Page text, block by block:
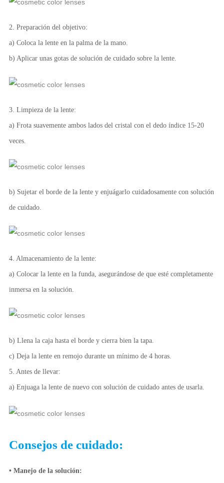
2. Preparación del objetivo:
a) Coloca la lente en la palma de la mano.
b) Aplicar unas gotas de solución de cuidado sobre la lente.
3. Limpieza de la lente:
a) Frota suavemente ambos lados del cristal con el dedo índice 15-20
veces.
b) Sujetar el borde de la lente y enjuágarlo cuidadosamente con solución
de cuidado.
4. Almacenamiento de la lente:
a) Colocar la lente en la funda, asegurándose de que esté completamente
inmersa en la solución.
b) Llena la caja hasta el borde y cierra bien la tapa.
c) Deja la lente en remojo durante un mínimo de 4 horas.
5. Antes de llevar:
a) Enjuaga la lente de nuevo con solución de cuidado antes de usarla.
Consejos de cuidado:
• Manejo de la solución: